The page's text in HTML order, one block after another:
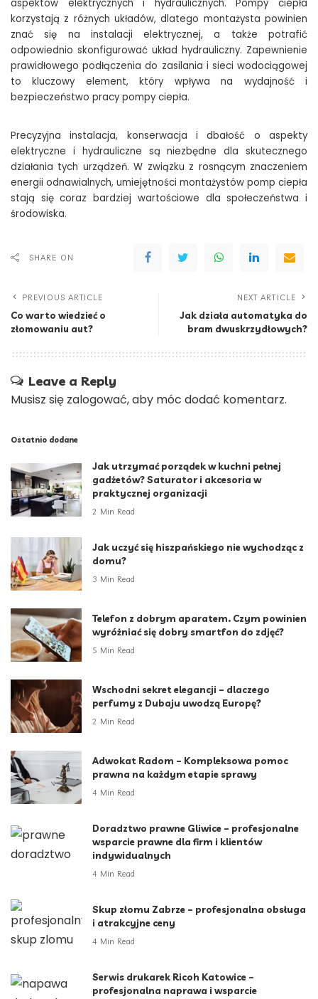
aspektów elektrycznych i hydraulicznych. Pompy ciepła
korzystają z różnych układów, dlatego montażysta powinien
znać się na instalacji elektrycznej, a także potrafić
odpowiednio skonfigurować układ hydrauliczny. Zapewnienie
prawidłowego podłączenia do zasilania i sieci wodociągowej
to kluczowy element, który wpływa na wydajność i
bezpieczeństwo pracy pompy ciepła.
Precyzyjna instalacja, konserwacja i dbałość o aspekty
elektryczne i hydrauliczne są niezbędne dla skutecznego
działania tych urządzeń. W związku z rosnącym znaczeniem
energii odnawialnych, umiejętności montażystów pomp ciepła
stają się coraz bardziej wartościowe dla społeczeństwa i
środowiska.
SHARE ON
PREVIOUS ARTICLE
Co warto wiedzieć o
złomowaniu aut?
NEXT ARTICLE
Jak działa automatyka do
bram dwuskrzydłowych?
Leave a Reply
Musisz się zalogować, aby móc dodać komentarz.
Ostatnio dodane
Jak utrzymać porządek w kuchni pełnej
gadżetów? Saturator i akcesoria w
praktycznej organizacji
2 Min Read
Jak uczyć się hiszpańskiego nie wychodząc z
domu?
3 Min Read
Telefon z dobrym aparatem. Czym powinien
wyróżniać się dobry smartfon do zdjęć?
5 Min Read
Wschodni sekret elegancji – dlaczego
perfumy z Dubaju uwodzą Europę?
2 Min Read
Adwokat Radom – Kompleksowa pomoc
prawna na każdym etapie sprawy
4 Min Read
Doradztwo prawne Gliwice – profesjonalne
wsparcie prawne dla firm i klientów
indywidualnych
4 Min Read
Skup złomu Zabrze – profesjonalna obsługa
i atrakcyjne ceny
4 Min Read
Serwis drukarek Ricoh Katowice –
profesjonalna naprawa i wsparcie